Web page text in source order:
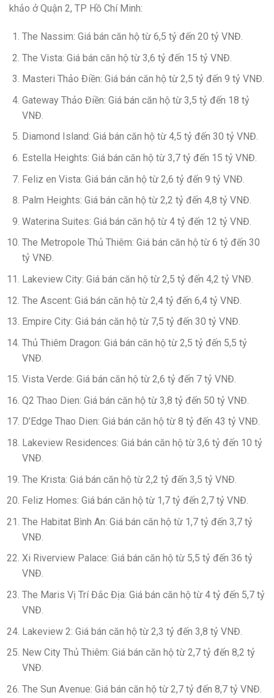
khảo ở Quận 2, TP Hồ Chí Minh:
The Nassim: Giá bán căn hộ từ 6,5 tỷ đến 20 tỷ VNĐ.
The Vista: Giá bán căn hộ từ 3,6 tỷ đến 15 tỷ VNĐ.
Masteri Thảo Điền: Giá bán căn hộ từ 2,5 tỷ đến 9 tỷ VNĐ.
Gateway Thảo Điền: Giá bán căn hộ từ 3,5 tỷ đến 18 tỷ
VNĐ.
Diamond Island: Giá bán căn hộ từ 4,5 tỷ đến 30 tỷ VNĐ.
Estella Heights: Giá bán căn hộ từ 3,7 tỷ đến 15 tỷ VNĐ.
Feliz en Vista: Giá bán căn hộ từ 2,6 tỷ đến 9 tỷ VNĐ.
Palm Heights: Giá bán căn hộ từ 2,2 tỷ đến 4,8 tỷ VNĐ.
Waterina Suites: Giá bán căn hộ từ 4 tỷ đến 12 tỷ VNĐ.
The Metropole Thủ Thiêm: Giá bán căn hộ từ 6 tỷ đến 30
tỷ VNĐ.
Lakeview City: Giá bán căn hộ từ 2,5 tỷ đến 4,2 tỷ VNĐ.
The Ascent: Giá bán căn hộ từ 2,4 tỷ đến 6,4 tỷ VNĐ.
Empire City: Giá bán căn hộ từ 7,5 tỷ đến 30 tỷ VNĐ.
Thủ Thiêm Dragon: Giá bán căn hộ từ 2,5 tỷ đến 5,5 tỷ
VNĐ.
Vista Verde: Giá bán căn hộ từ 2,6 tỷ đến 7 tỷ VNĐ.
Q2 Thao Dien: Giá bán căn hộ từ 3,8 tỷ đến 50 tỷ VNĐ.
D’Edge Thao Dien: Giá bán căn hộ từ 8 tỷ đến 43 tỷ VNĐ.
Lakeview Residences: Giá bán căn hộ từ 3,6 tỷ đến 10 tỷ
VNĐ.
The Krista: Giá bán căn hộ từ 2,2 tỷ đến 3,5 tỷ VNĐ.
Feliz Homes: Giá bán căn hộ từ 1,7 tỷ đến 2,7 tỷ VNĐ.
The Habitat Bình An: Giá bán căn hộ từ 1,7 tỷ đến 3,7 tỷ
VNĐ.
Xi Riverview Palace: Giá bán căn hộ từ 5,5 tỷ đến 36 tỷ
VNĐ.
The Maris Vị Trí Đắc Địa: Giá bán căn hộ từ 4 tỷ đến 5,7 tỷ
VNĐ.
Lakeview 2: Giá bán căn hộ từ 2,3 tỷ đến 3,8 tỷ VNĐ.
New City Thủ Thiêm: Giá bán căn hộ từ 2,7 tỷ đến 8,2 tỷ
VNĐ.
The Sun Avenue: Giá bán căn hộ từ 2,7 tỷ đến 8,7 tỷ VNĐ.